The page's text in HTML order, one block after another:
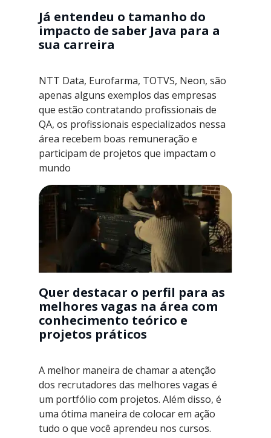
Já entendeu o tamanho do
impacto de saber Java para a
sua carreira
NTT Data, Eurofarma, TOTVS, Neon, são
apenas alguns exemplos das empresas
que estão contratando profissionais de
QA, os profissionais especializados nessa
área recebem boas remuneração e
participam de projetos que impactam o
mundo
Quer destacar o perfil para as
melhores vagas na área com
conhecimento teórico e
projetos práticos
A melhor maneira de chamar a atenção
dos recrutadores das melhores vagas é
um portfólio com projetos. Além disso, é
uma ótima maneira de colocar em ação
tudo o que você aprendeu nos cursos.